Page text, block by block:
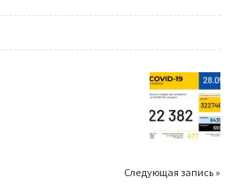
h
Следующая запись »